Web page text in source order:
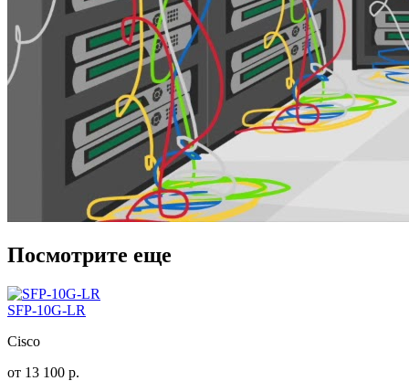
Посмотрите еще
SFP-10G-LR
Cisco
от 13 100 р.